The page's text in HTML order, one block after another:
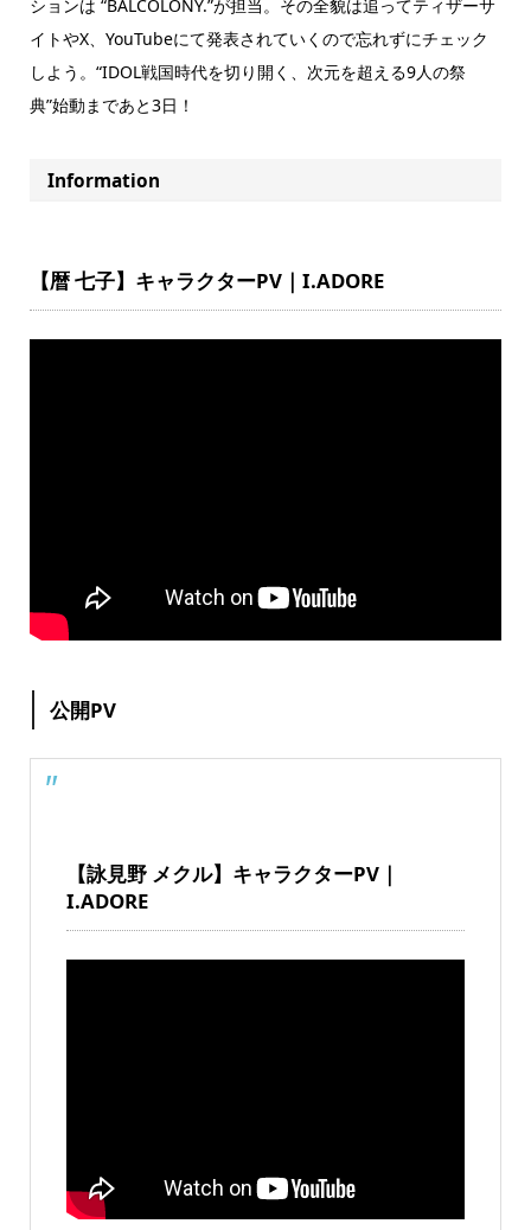
ションは “BALCOLONY.”が担当。その全貌は追ってティザーサ
イトやX、YouTubeにて発表されていくので忘れずにチェック
しよう。“IDOL戦国時代を切り開く、次元を超える9人の祭
典”始動まであと3日！
Information
【暦 七子】キャラクターPV｜I.ADORE
公開PV
【詠見野 メクル】キャラクターPV｜
I.ADORE